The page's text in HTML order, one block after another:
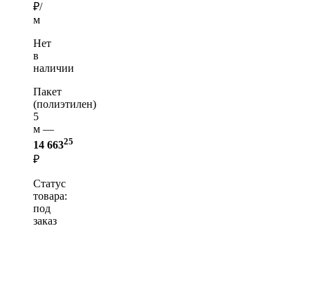
₽/
м
Нет
в
наличии
Пакет
(полиэтилен)
5
м —
14 66325
₽
Статус
товара:
под
заказ